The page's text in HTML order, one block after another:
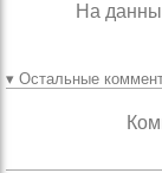
На
▾ Остальные